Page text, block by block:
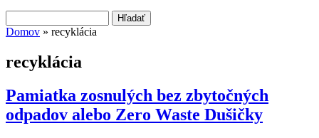
Vyhľadávanie
Domov » recyklácia
recyklácia
Pamiatka zosnulých bez zbytočných
odpadov alebo Zero Waste Dušičky